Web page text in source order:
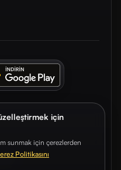
için
sunmak için çerezlerden
Politikasını